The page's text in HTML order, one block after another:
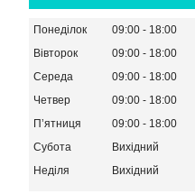
Понеділок 09:00
18:00
Вівторок
09:00
18:00
Середа
09:00
18:00
Четвер
09:00
18:00
Пʼятниця
09:00
18:00
Субота
Вихідний
Неділя
Вихідний